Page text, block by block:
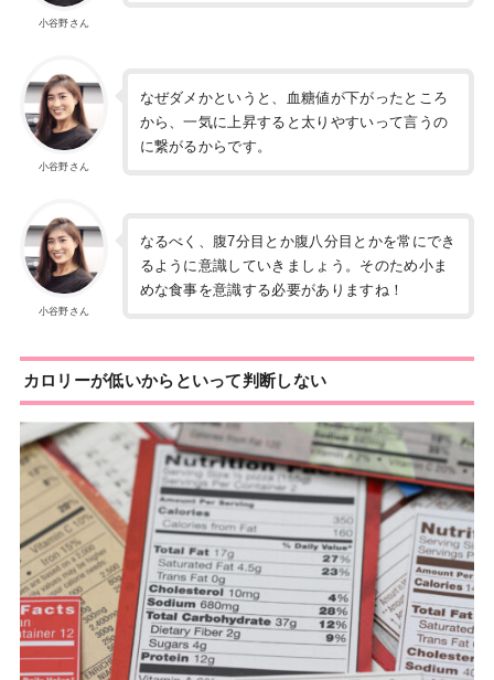
小谷野さん
小谷野さん
なぜダメかというと、血糖値が下がったところ
から、一気に上昇すると太りやすいって言うの
に繋がるからです。
小谷野さん
なるべく、腹7分目とか腹八分目とかを常にでき
るように意識していきましょう。そのため小ま
めな食事を意識する必要がありますね！
カロリーが低いからといって判断しない